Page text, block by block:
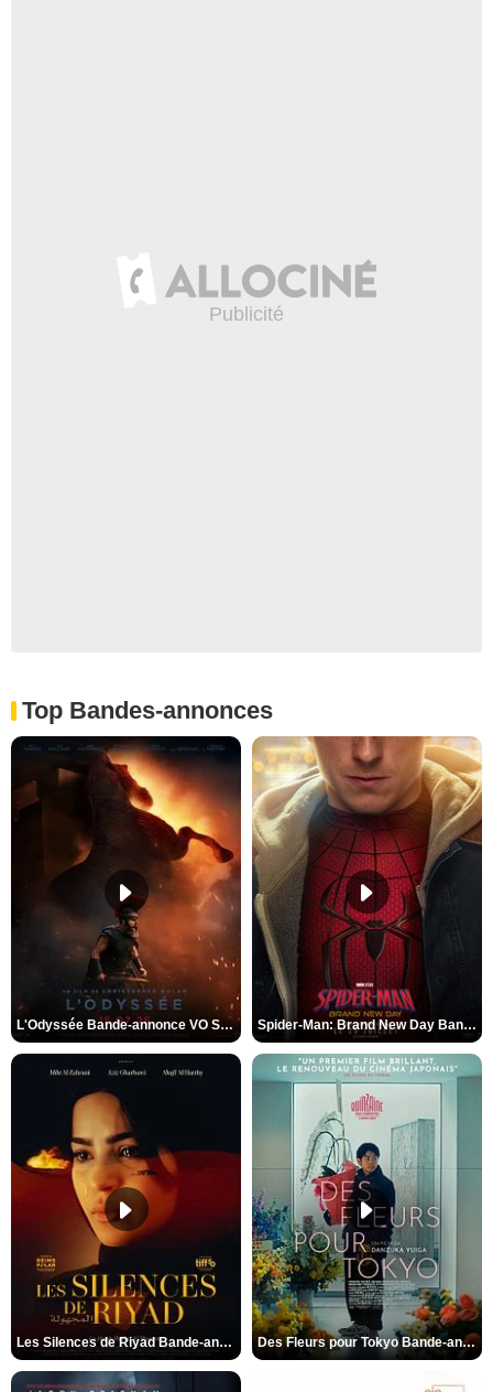
Top Bandes-annonces
L'Odyssée Bande-annonce VO STFR Spider-Man: Brand New Day Bande-annonce VO STFR
Les Silences de Riyad Bande-annonce VO STFR Des Fleurs pour Tokyo Bande-annonce VO STFR